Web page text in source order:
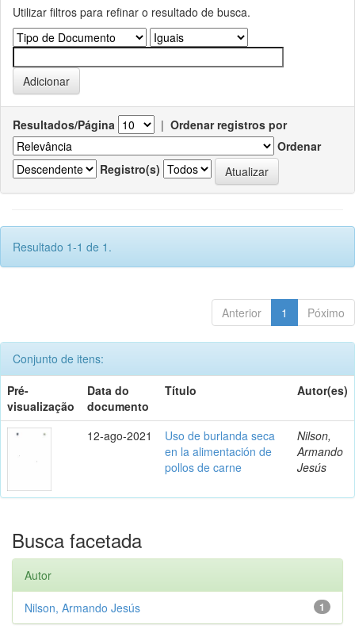
Utilizar filtros para refinar o resultado de busca.
Resultados/Página | Ordenar registros por
Ordenar
Registro(s)
Resultado 1-1 de 1.
Anterior 1 Póximo
Conjunto de itens:
Pré-
visualização
Data do
documento
Título Autor(es)
12-ago-2021
Uso de burlanda seca
en la alimentación de
pollos de carne
Nilson,
Armando
Jesús
Busca facetada
Autor
1
Nilson, Armando Jesús